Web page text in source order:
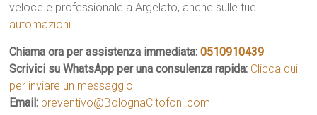
veloce e professionale a Argelato, anche sulle tue
automazioni.
Chiama ora per assistenza immediata:0510910439
Scrivici su WhatsApp per una consulenza rapida: Clicca qui
per inviare un messaggio
Email: preventivo@BolognaCitofoni.com